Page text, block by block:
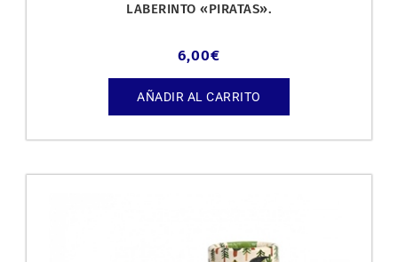
LABERINTO «PIRATAS».
6,00€
AÑADIR AL CARRITO